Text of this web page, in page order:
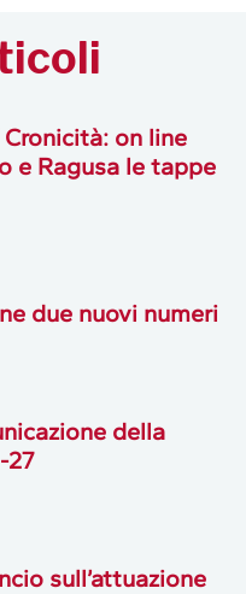
on line
e Ragusa le tappe
due nuovi numeri
della
27
sull’attuazione